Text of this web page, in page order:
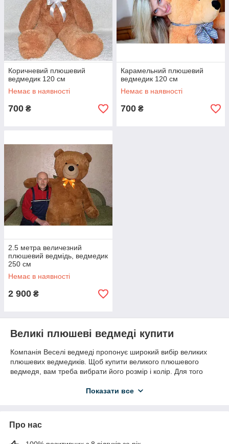
Коричневий плюшевий
ведмедик 120 см
Немає в наявності
700 ₴
Карамельний плюшевий
ведмедик 120 см
Немає в наявності
700 ₴
2.5 метра величезний
плюшевий ведмідь, ведмедик
250 см
Немає в наявності
2 900 ₴
Великі плюшеві ведмеді купити
Компанія Веселі ведмеді пропонує широкий вибір великих
плюшевих ведмедиків. Щоб купити великого плюшевого
ведмедя, вам треба вибрати його розмір і колір. Для того
Доступні такі розміри великих ведмедів:
140 см
Показати все
Про нас